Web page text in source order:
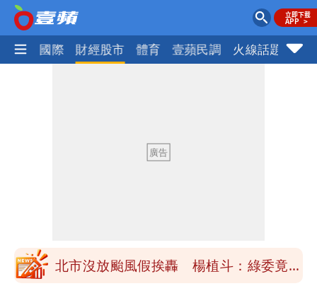
社會 國際 財經股市 體育 壹蘋民調 火線話題
萬安：這很清楚標準一致
白海豚颱風掰了！23:30氣象署解除海上
真相曝光直播當下就被問
北市沒放颱風假挨轟 楊植斗：綠委竟不